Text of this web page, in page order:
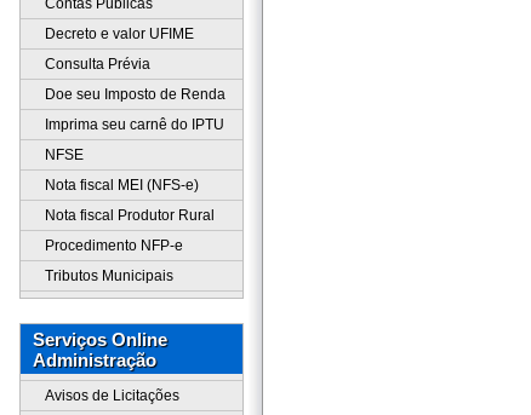
Contas Públicas
Decreto e valor UFIME
Consulta Prévia
Doe seu Imposto de Renda
Imprima seu carnê do IPTU
NFSE
Nota fiscal MEI (NFS-e)
Nota fiscal Produtor Rural
Procedimento NFP-e
Tributos Municipais
Serviços Online
Administração
Avisos de Licitações